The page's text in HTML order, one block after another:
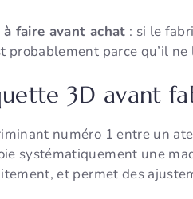
faire avant achat : si le
probablement parce qu’il
3D avant
numéro 1 entre un
systématiquement une
et permet des